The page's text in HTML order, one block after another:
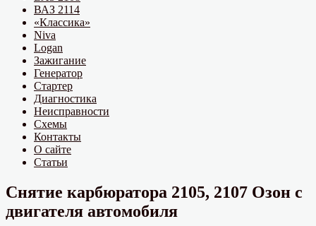
ВАЗ 2114
«Классика»
Niva
Logan
Зажигание
Генератор
Стартер
Диагностика
Неисправности
Схемы
Контакты
О сайте
Статьи
Снятие карбюратора 2105, 2107 Озон с
двигателя автомобиля